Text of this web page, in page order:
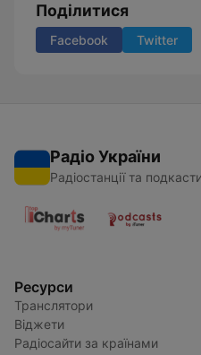
Поділитися
Facebook Twitter
Радіо України
Радіостанції та подкасти
Ресурси
Транслятори
Віджети
Радіосайти за країнами